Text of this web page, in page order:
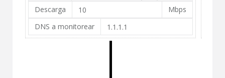
Descarga
Mbps
DNS a monitorear